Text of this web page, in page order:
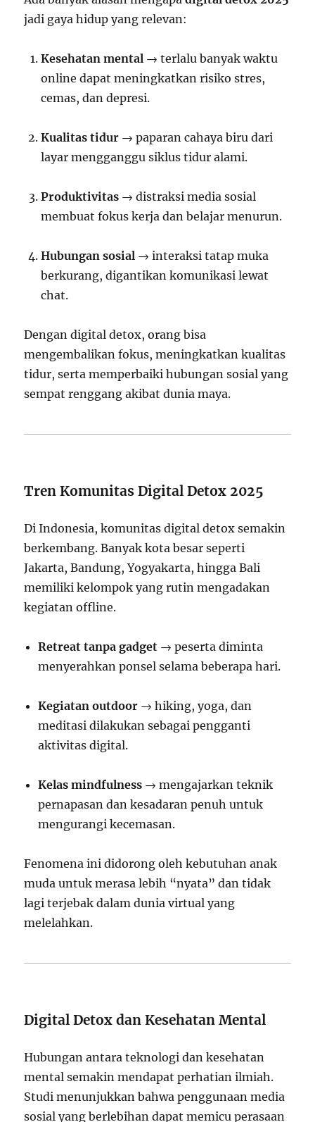
jadi gaya hidup yang relevan:
Kesehatan mental → terlalu banyak waktu
online dapat meningkatkan risiko stres,
cemas, dan depresi.
Kualitas tidur → paparan cahaya biru dari
layar mengganggu siklus tidur alami.
Produktivitas → distraksi media sosial
membuat fokus kerja dan belajar menurun.
Hubungan sosial → interaksi tatap muka
berkurang, digantikan komunikasi lewat
chat.
Dengan digital detox, orang bisa
mengembalikan fokus, meningkatkan kualitas
tidur, serta memperbaiki hubungan sosial yang
sempat renggang akibat dunia maya.
Tren Komunitas Digital Detox 2025
Di Indonesia, komunitas digital detox semakin
berkembang. Banyak kota besar seperti
Jakarta, Bandung, Yogyakarta, hingga Bali
memiliki kelompok yang rutin mengadakan
kegiatan offline.
Retreat tanpa gadget → peserta diminta
menyerahkan ponsel selama beberapa hari.
Kegiatan outdoor → hiking, yoga, dan
meditasi dilakukan sebagai pengganti
aktivitas digital.
Kelas mindfulness → mengajarkan teknik
pernapasan dan kesadaran penuh untuk
mengurangi kecemasan.
Fenomena ini didorong oleh kebutuhan anak
muda untuk merasa lebih “nyata” dan tidak
lagi terjebak dalam dunia virtual yang
melelahkan.
Digital Detox dan Kesehatan Mental
Hubungan antara teknologi dan kesehatan
mental semakin mendapat perhatian ilmiah.
Studi menunjukkan bahwa penggunaan media
sosial yang berlebihan dapat memicu perasaan